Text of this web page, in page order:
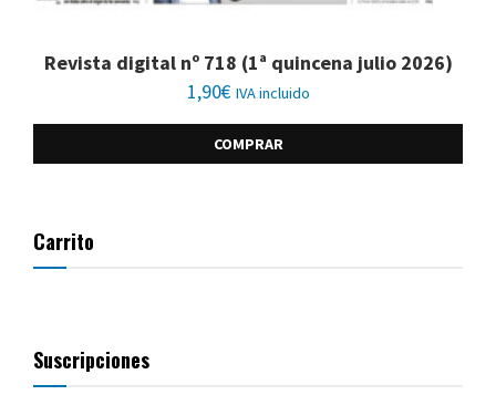
Revista digital nº 718 (1ª quincena julio 2026)
1,90€ IVA incluido
COMPRAR
Carrito
Suscripciones